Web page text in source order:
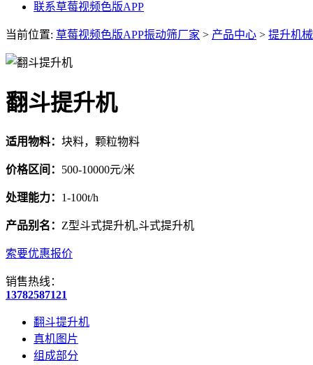
联系草莓视频色版APP
当前位置: 草莓视频色版APP振动筛厂家 > 产品中心 > 提升机械
翻斗提升机
适用物料： 块料，颗粒物料
价格区间： 500-10000元/米
处理能力： 1-100t/h
产品别名： Z型斗式提升机,斗式提升机
索要优惠报价
销售热线：
13782587121
翻斗提升机
真机图片
组成部分